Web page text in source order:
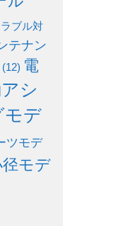
ブル対
テナン
(12) 電
シ
モデ
ツモデ
モデ